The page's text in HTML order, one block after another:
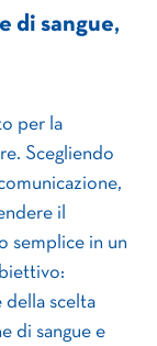
di sangue,
per la
Scegliendo
il
semplice in un
della scelta
di sangue e